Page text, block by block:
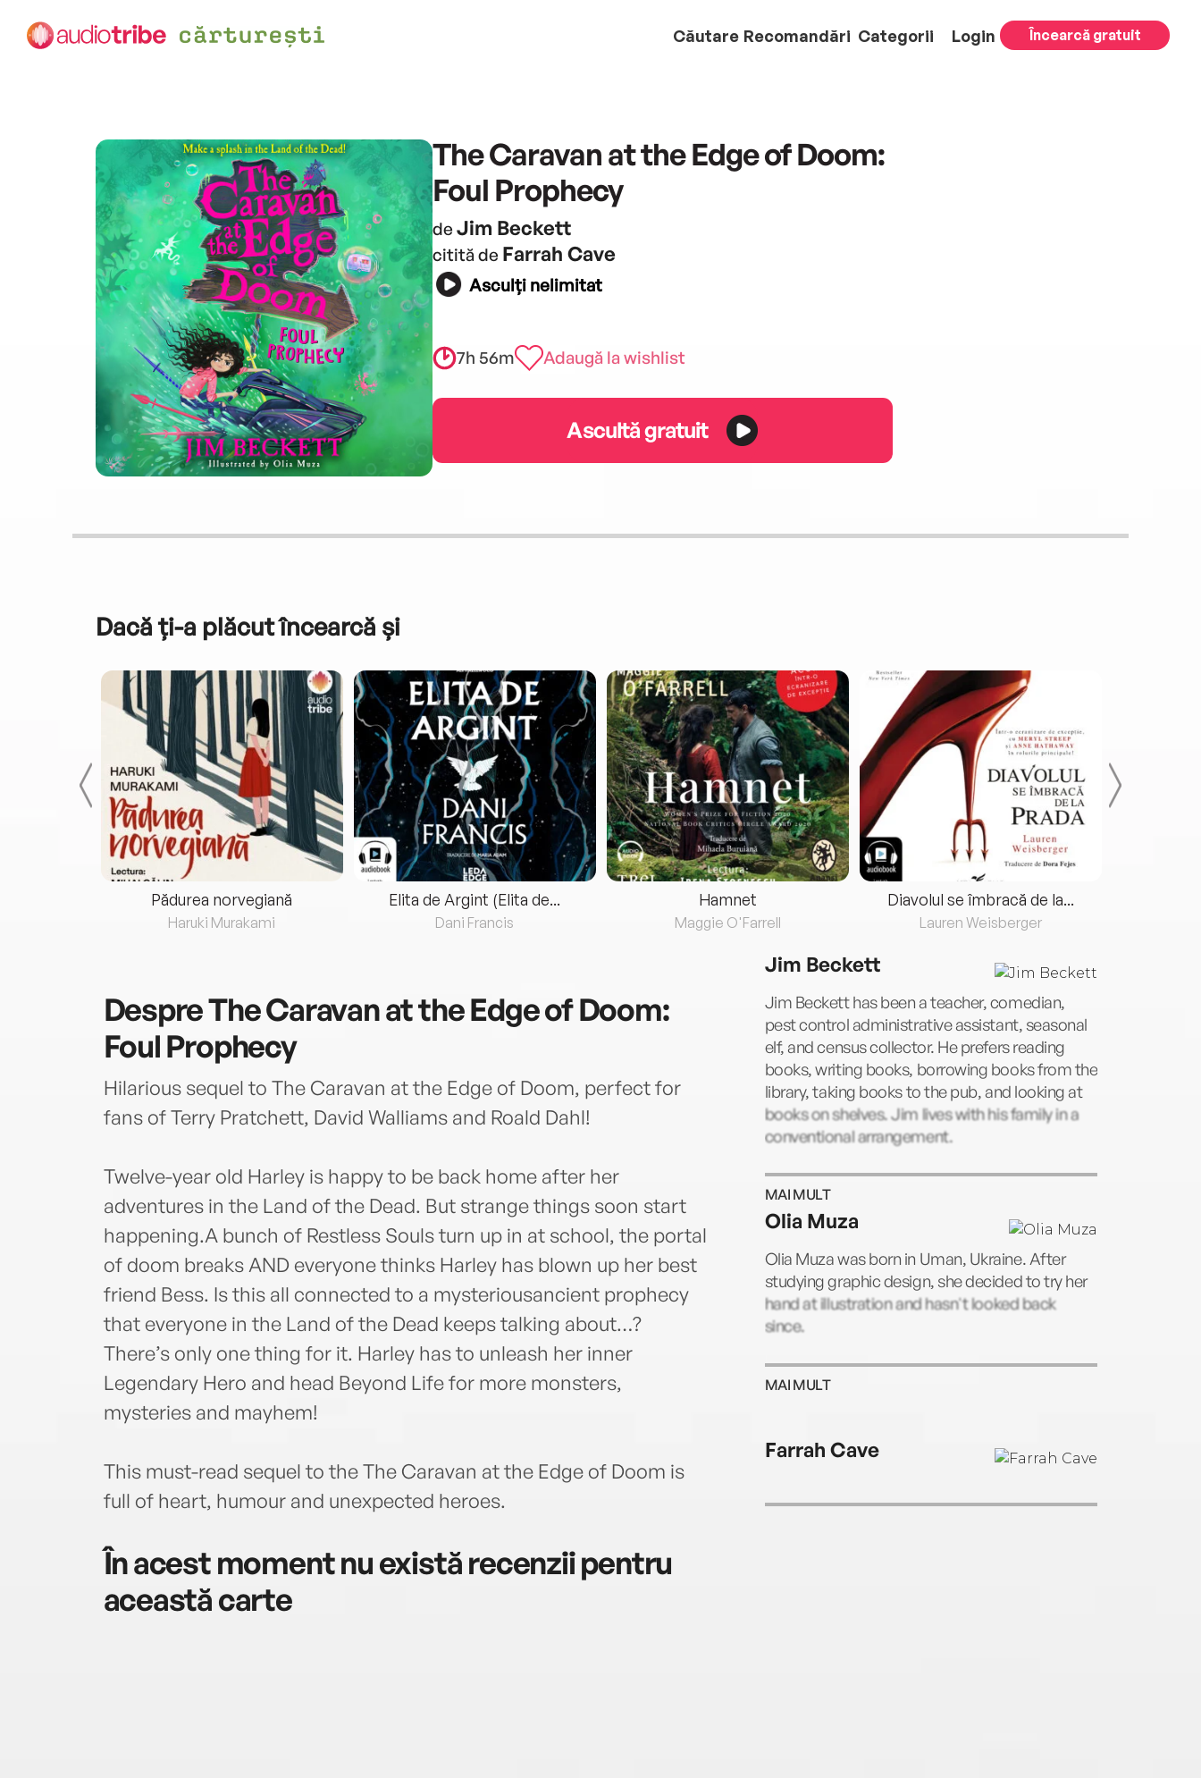
Căutare Recomandări Categorii Login Încearcă gratuit
The Caravan at the Edge of Doom:
Foul Prophecy
de Jim Beckett
citită de Farrah Cave
Asculți nelimitat
7h 56m Adaugă la wishlist
Ascultă gratuit
Dacă ți-a plăcut încearcă și
Pădurea norvegiană
Haruki Murakami
Elita de Argint (Elita de...
Dani Francis
Hamnet
Maggie O'Farrell
Diavolul se îmbracă de la...
Lauren Weisberger
DespreThe Caravan at the Edge of Doom:
Foul Prophecy
Hilarious sequel to The Caravan at the Edge of Doom, perfect for
fans of Terry Pratchett, David Walliams and Roald Dahl!
Twelve-year old Harley is happy to be back home after her
adventures in the Land of the Dead. But strange things soon start
happening.A bunch of Restless Souls turn up in at school, the portal
of doom breaks AND everyone thinks Harley has blown up her best
friend Bess. Is this all connected to a mysteriousancient prophecy
that everyone in the Land of the Dead keeps talking about…?
There’s only one thing for it. Harley has to unleash her inner
Legendary Hero and head Beyond Life for more monsters,
mysteries and mayhem!
This must-read sequel to the The Caravan at the Edge of Doom is
full of heart, humour and unexpected heroes.
În acest moment nu există recenzii pentru
această carte
Jim Beckett
Jim Beckett has been a teacher, comedian,
pest control administrative assistant, seasonal
elf, and census collector. He prefers reading
books, writing books, borrowing books from the
library, taking books to the pub, and looking at
books on shelves. Jim lives with his family in a
conventional arrangement.
MAI MULT
Olia Muza
Olia Muza was born in Uman, Ukraine. After
studying graphic design, she decided to try her
hand at illustration and hasn't looked back
since.
MAI MULT
Farrah Cave